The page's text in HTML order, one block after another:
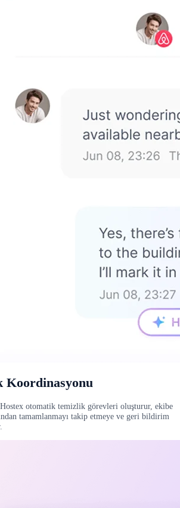
Koordinasyonu
Hostex otomatik temizlik görevleri oluşturur, ekibe
tamamlanmayı takip etmeye ve geri bildirim